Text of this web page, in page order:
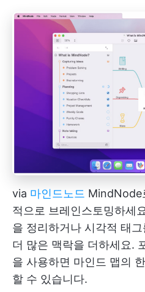
via 마인드노드 MindNode
적으로 브레인스토밍하세
을 정리하거나 시각적 태
더 많은 맥락을 더하세요.
을 사용하면 마인드 맵의
할 수 있습니다.